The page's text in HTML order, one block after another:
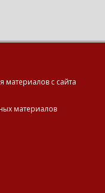
материалов с сайта
материалов